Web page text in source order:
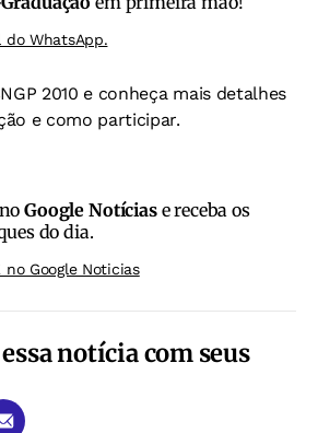
WhatsApp.
2010 e conheça mais detalhes
e como participar.
noGoogle Notíciase receba os
do dia.
no Google Noticias
notícia com seus